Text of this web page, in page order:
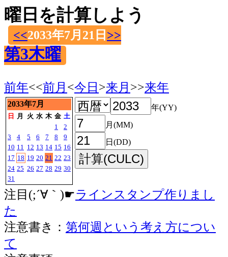
曜日を計算しよう
<<2033年7月21日 >>
第3木曜
前年<<前月 <今日 >来月 >>来年
2033年7月
日 月 火 水 木 金 土
1
2
3
4 5 6 7 8
9
10 11 12 13 14 15 16
17 18 19 20 21 22 23
24 25 26 27 28 29 30
31
年(YY)
月(MM)
日(DD)
注目(;´∀｀)☛ラインスタンプ作りまし
た
注意書き： 第何週という考え方につい
て